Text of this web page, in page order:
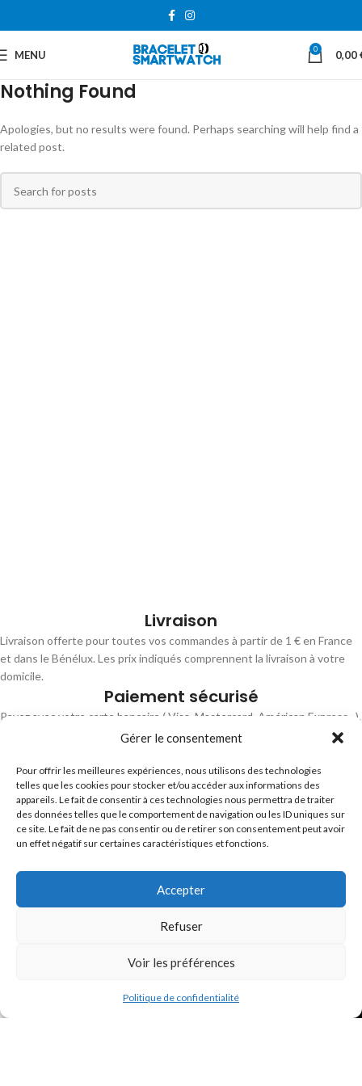
Gérer le consentement
Pour offrir les meilleures expériences, nous utilisons des technologies
telles que les cookies pour stocker et/ou accéder aux informations des
appareils. Le fait de consentir à ces technologies nous permettra de traiter
des données telles que le comportement de navigation ou les ID uniques sur
ce site. Le fait de ne pas consentir ou de retirer son consentement peut avoir
un effet négatif sur certaines caractéristiques et fonctions.
Accepter
Refuser
Voir les préférences
Politique de confidentialité
MENU 0 0,00
Nothing Found
Apologies, but no results were found. Perhaps searching will help find a
related post.
Livraison
Livraison offerte pour toutes vos commandes à partir de 1 € en France
et dans le Bénélux. Les prix indiqués comprennent la livraison à votre
domicile.
Paiement sécurisé
Payez avec votre carte bancaire ( Visa, Mastercard, Américan Express,..).
Nous n'avons à aucun moment accès à vos informations bancaires
Disponible pour toute question concernant le service, votre commande
en cours par email ou pageContact. 7 jours sur 7. Réponse sous 24
heures.
hello@braceletsmartwatch.com
BRACELETS DE MONTRES CONNECTÉES EN EUROPE
VOUS ET BRACELETSMARTWATCH